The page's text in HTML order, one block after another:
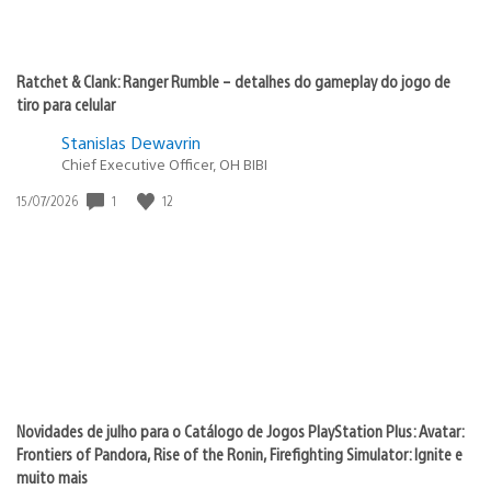
Ratchet & Clank: Ranger Rumble – detalhes do gameplay do jogo de
tiro para celular
Stanislas Dewavrin
Chief Executive Officer, OH BIBI
Data
15/07/2026 1 12
Novidades de julho para o Catálogo de Jogos PlayStation Plus: Avatar:
Frontiers of Pandora, Rise of the Ronin, Firefighting Simulator: Ignite e
muito mais